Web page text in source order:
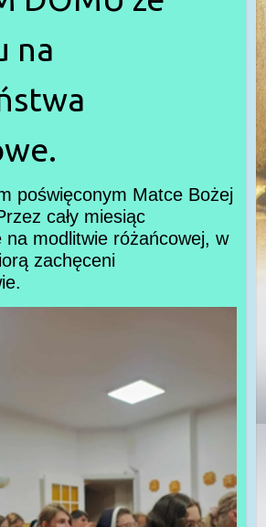
na
poświęconym Matce Bożej
cały miesiąc
na modlitwie różańcowej, w
zachęceni